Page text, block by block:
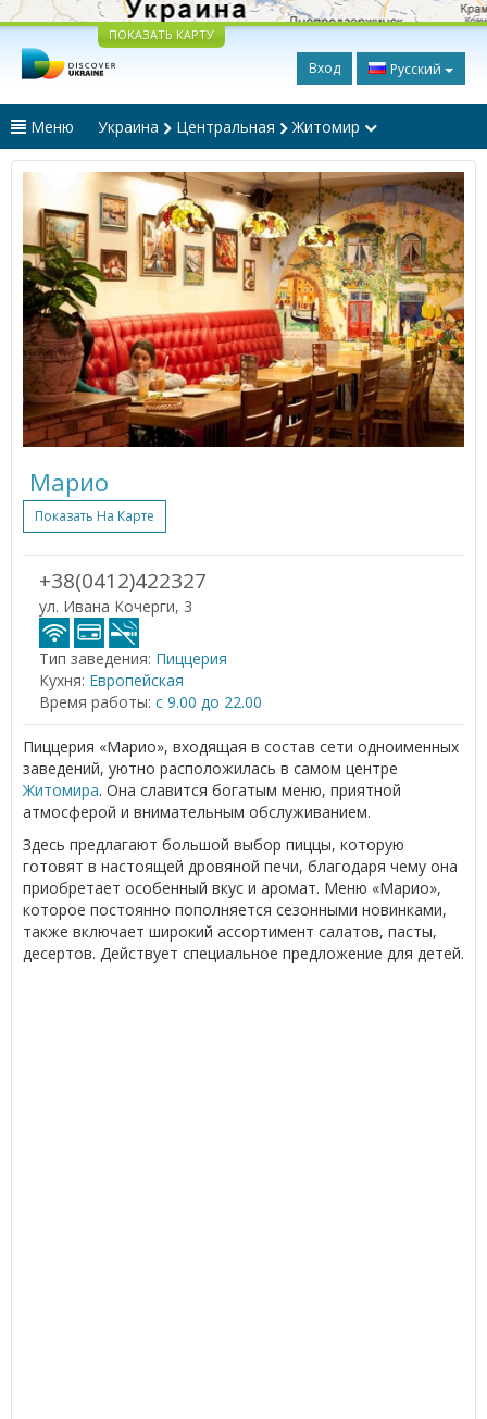
ПОКАЗАТЬ КАРТУ
Вход Русский
Меню Украина Центральная Житомир
Марио
Показать На Карте
+38(0412)422327
ул. Ивана Кочерги, 3
Тип заведения: Пиццерия
Кухня: Европейская
Время работы: с 9.00 до 22.00
Пиццерия «Марио», входящая в состав сети одноименных
заведений, уютно расположилась в самом центре
Житомира. Она славится богатым меню, приятной
атмосферой и внимательным обслуживанием.
Здесь предлагают большой выбор пиццы, которую
готовят в настоящей дровяной печи, благодаря чему она
приобретает особенный вкус и аромат. Меню «Марио»,
которое постоянно пополняется сезонными новинками,
также включает широкий ассортимент салатов, пасты,
десертов. Действует специальное предложение для детей.